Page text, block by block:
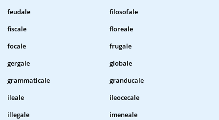
feudale
filosofale
fiscale
floreale
focale
frugale
gergale
globale
grammaticale
granducale
ileale
ileocecale
illegale
imeneale